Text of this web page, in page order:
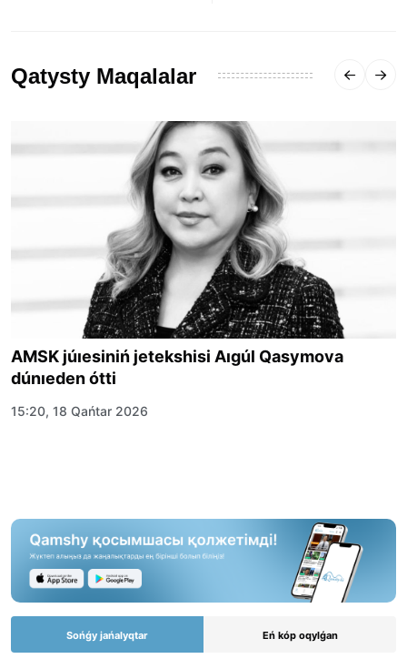
Qatysty Maqalalar
AMSK júıesiniń jetekshisi Aıgúl Qasymova
dúnıeden ótti
15:20, 18 Qańtar 2026
Sońǵy jańalyqtar Eń kóp oqylǵan